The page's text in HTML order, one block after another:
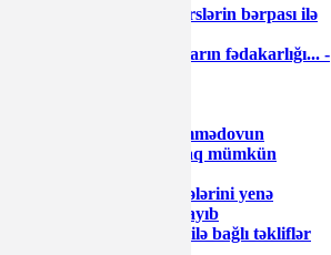
Nazir müavinindən dərslərin bərpası ilə
Dəfələrlə demişəm: onların fədakarlığı... -
Ayaz Məmmədovun
uğurlarına kölgə salmaq mümkün
Tramp 1915-ci il hadisələrini yenə
“soyqırım” adlandırmayıb
Riskli vergi ödəyiciləri ilə bağlı təkliflər